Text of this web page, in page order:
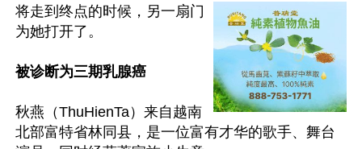
将走到终点的时候，另一扇门
为她打开了。
被诊断为三期乳腺癌
秋燕（ThuHienTa）来自越南
北部富特省林同县，是一位富有才华的歌手、舞台